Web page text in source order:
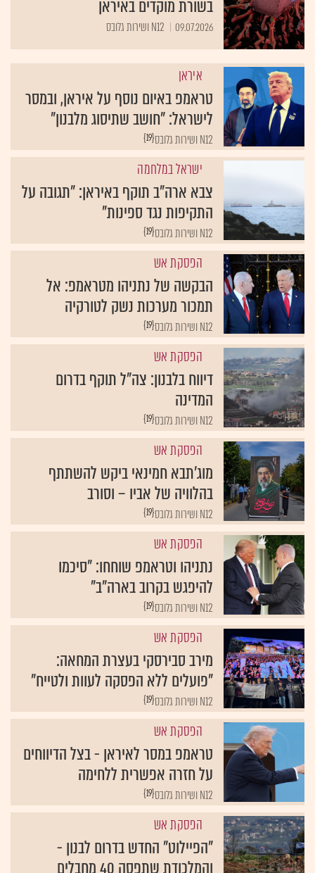
בשורת מוקדים באיראן
09.07.2026 N12 ושירות גלובס
איראן
טראמפ באיום נוסף על איראן, ובמסר
לישראל: "חושב שתיסוג מלבנון"
{19} N12 ושירות גלובס
ישראל במלחמה
צבא ארה"ב תוקף באיראן: "תגובה על
התקיפות נגד ספינות"
{19} N12 ושירות גלובס
הפסקת אש
הבקשה של נתניהו מטראמפ: אל
תמכור מערכות נשק לטורקיה
{19} N12 ושירות גלובס
הפסקת אש
דיווח בלבנון: צה"ל תוקף בדרום
המדינה
{19} N12 ושירות גלובס
הפסקת אש
מוג'תבא חמינאי ביקש להשתתף
בהלוויה של אביו – וסורב
{19} N12 ושירות גלובס
הפסקת אש
נתניהו וטראמפ שוחחו: "סיכמו
להיפגש בקרוב בארה"ב"
{19} N12 ושירות גלובס
הפסקת אש
מירב סבירסקי בעצרת המחאה:
"פועלים ללא הפסקה לעוות ולטייח"
{19} N12 ושירות גלובס
הפסקת אש
טראמפ במסר לאיראן - בצל הדיווחים
על חזרה אפשרית ללחימה
{19} N12 ושירות גלובס
הפסקת אש
"הפיילוט" החדש בדרום לבנון -
והמלכודת שתפסה 40 מחבלים